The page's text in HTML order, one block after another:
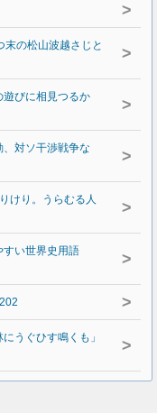
>
の松山波越さじと
>
びに相見つるか
>
対ソ干渉戦争な
>
けり。うらむる人
>
い世界史用語
>
>
うぐひす鳴くも」
>